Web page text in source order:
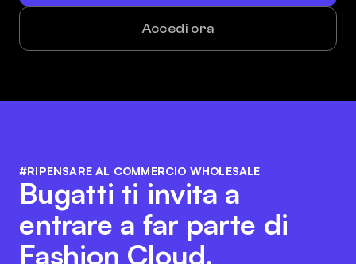
Accedi ora
#RIPENSARE AL COMMERCIO WHOLESALE
Bugatti ti invita a
entrare a far parte di
Fashion Cloud.